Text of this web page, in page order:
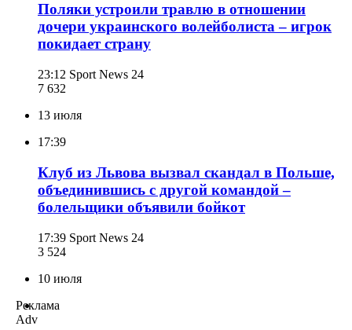
Поляки устроили травлю в отношении
дочери украинского волейболиста – игрок
покидает страну
23:12 Sport News 24
7 632
13 июля
17:39
Клуб из Львова вызвал скандал в Польше,
объединившись с другой командой –
болельщики объявили бойкот
17:39 Sport News 24
3 524
10 июля
Реклама
Adv